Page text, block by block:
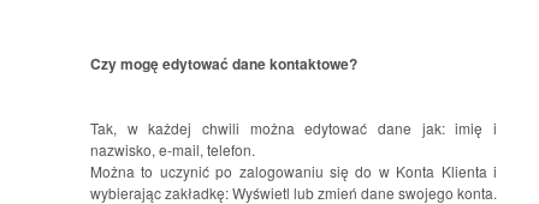
Czy mogę edytować dane kontaktowe?
Tak, w każdej chwili można edytować dane jak: imię i
nazwisko, e-mail, telefon.
Można to uczynić po zalogowaniu się do w Konta Klienta i
wybierając zakładkę: Wyświetl lub zmień dane swojego konta.